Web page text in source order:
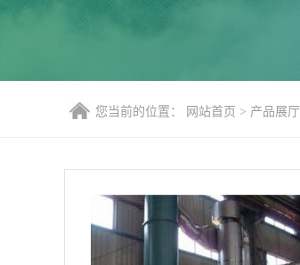
您当前的位置： 网站首页 > 产品展厅